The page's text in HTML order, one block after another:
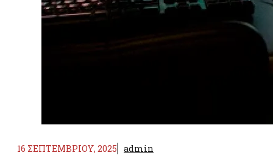
16 ΣΕΠΤΕΜΒΡΊΟΥ, 2025 admin